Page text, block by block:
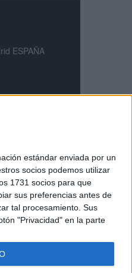
estándar enviada por un
socios podemos utilizar
1731 socios para que
sus preferencias antes de
tal procesamiento. Sus
"Privacidad" en la parte
ESPAÑA